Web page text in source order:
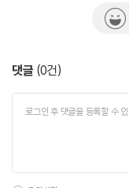
댓글 (0건)